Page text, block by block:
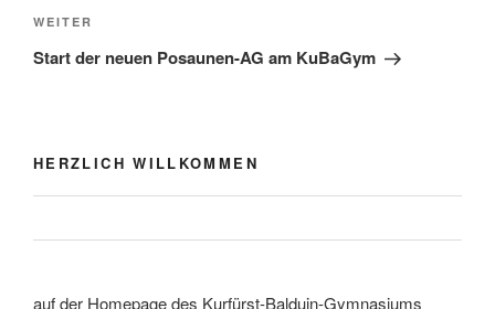
Nächster
Beitrag
WEITER
Start der neuen Posaunen-AG am KuBaGym
HERZLICH WILLKOMMEN
auf der Homepage des Kurfürst-Balduin-Gymnasiums